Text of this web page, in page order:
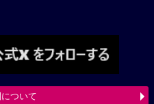
ついて